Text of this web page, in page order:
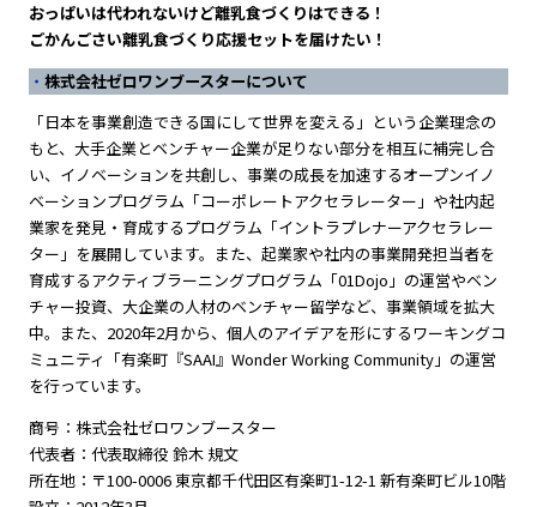
おっぱいは代われないけど離乳食づくりはできる！
ごかんごさい離乳食づくり応援セットを届けたい！
株式会社ゼロワンブースターについて
「日本を事業創造できる国にして世界を変える」という企業理念の
もと、大手企業とベンチャー企業が足りない部分を相互に補完し合
い、イノベーションを共創し、事業の成長を加速するオープンイノ
ベーションプログラム「コーポレートアクセラレーター」や社内起
業家を発見・育成するプログラム「イントラプレナーアクセラレー
ター」を展開しています。また、起業家や社内の事業開発担当者を
育成するアクティブラーニングプログラム「01Dojo」の運営やベン
チャー投資、大企業の人材のベンチャー留学など、事業領域を拡大
中。また、2020年2月から、個人のアイデアを形にするワーキングコ
ミュニティ「有楽町『SAAI』Wonder Working Community」の運営
を行っています。
商号：株式会社ゼロワンブースター
代表者：代表取締役 鈴木 規文
所在地：〒100-0006 東京都千代田区有楽町1-12-1 新有楽町ビル10階